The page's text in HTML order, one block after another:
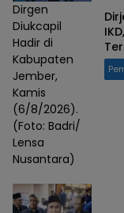
Dirgen
Diukcapil
Hadir di
Kabupaten
Jember,
Kamis
(6/8/2026).
(Foto: Badri/
Lensa
Nusantara)